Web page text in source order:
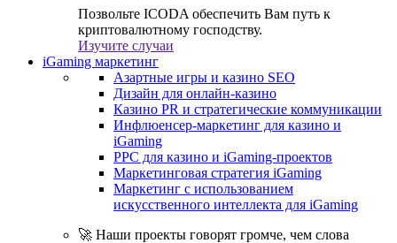
Позвольте ICODA обеспечить Вам путь к
криптовалютному господству.
Изучите случаи
iGaming маркетинг
Азартные игры и казино SEO
Дизайн для онлайн-казино
Казино PR и стратегические коммуникации
Инфлюенсер-маркетинг для казино и
iGaming
PPC для казино и iGaming-проектов
Маркетинговая стратегия iGaming
Маркетинг с использованием
искусственного интеллекта для iGaming
🚀 Наши проекты говорят громче, чем слова